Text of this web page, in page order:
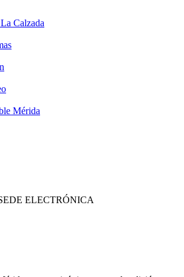
Calzada
Mérida
ELECTRÓNICA